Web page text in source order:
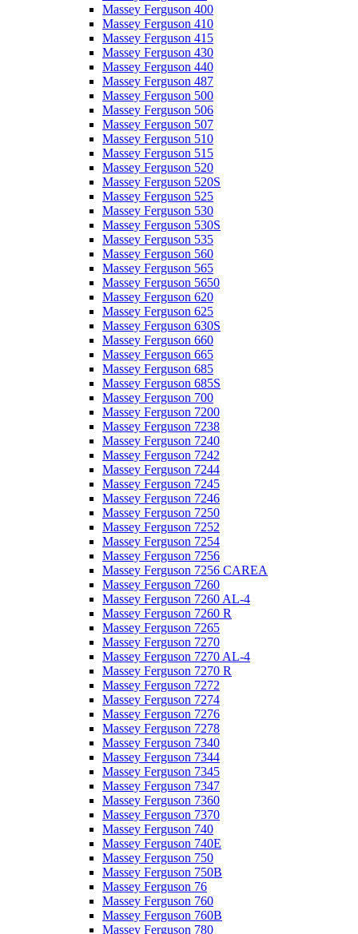
Massey Ferguson 400
Massey Ferguson 410
Massey Ferguson 415
Massey Ferguson 430
Massey Ferguson 440
Massey Ferguson 487
Massey Ferguson 500
Massey Ferguson 506
Massey Ferguson 507
Massey Ferguson 510
Massey Ferguson 515
Massey Ferguson 520
Massey Ferguson 520S
Massey Ferguson 525
Massey Ferguson 530
Massey Ferguson 530S
Massey Ferguson 535
Massey Ferguson 560
Massey Ferguson 565
Massey Ferguson 5650
Massey Ferguson 620
Massey Ferguson 625
Massey Ferguson 630S
Massey Ferguson 660
Massey Ferguson 665
Massey Ferguson 685
Massey Ferguson 685S
Massey Ferguson 700
Massey Ferguson 7200
Massey Ferguson 7238
Massey Ferguson 7240
Massey Ferguson 7242
Massey Ferguson 7244
Massey Ferguson 7245
Massey Ferguson 7246
Massey Ferguson 7250
Massey Ferguson 7252
Massey Ferguson 7254
Massey Ferguson 7256
Massey Ferguson 7256 CAREA
Massey Ferguson 7260
Massey Ferguson 7260 AL-4
Massey Ferguson 7260 R
Massey Ferguson 7265
Massey Ferguson 7270
Massey Ferguson 7270 AL-4
Massey Ferguson 7270 R
Massey Ferguson 7272
Massey Ferguson 7274
Massey Ferguson 7276
Massey Ferguson 7278
Massey Ferguson 7340
Massey Ferguson 7344
Massey Ferguson 7345
Massey Ferguson 7347
Massey Ferguson 7360
Massey Ferguson 7370
Massey Ferguson 740
Massey Ferguson 740E
Massey Ferguson 750
Massey Ferguson 750B
Massey Ferguson 76
Massey Ferguson 760
Massey Ferguson 760B
Massey Ferguson 780